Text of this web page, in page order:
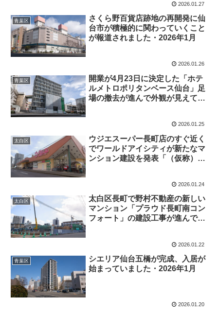
2026.01.27
青葉区
さくら野百貨店跡地の再開発に仙
台市が積極的に関わっていくこと
が報道されました・2026年1月
2026.01.26
青葉区
開業が4月23日に決定した「ホテ
ルメトロポリタンベース仙台」足
場の撤去が進んで外観が見えてき
2026.01.25
太白区
ウジエスーパー長町店のすぐ近く
でワールドアイシティが新たなマ
ンション建設を発表「（仮称）長
2026.01.24
太白区
太白区長町で野村不動産の新しい
マンション「プラウド長町南コン
フォート」の建設工事が進んでい
2026.01.22
青葉区
シエリア仙台五橋が完成、入居が
始まっていました・2026年1月
2026.01.20